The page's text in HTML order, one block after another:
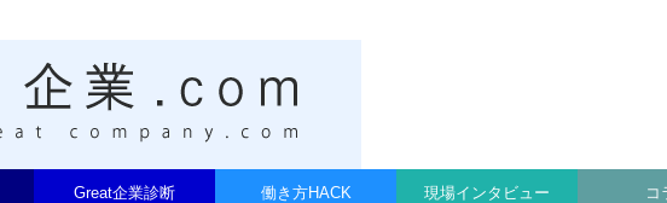
Great企業診断 働き方HACK 現場インタビュー コ